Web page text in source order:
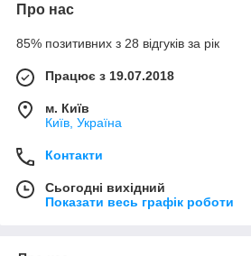
Про нас
85% позитивних з 28 відгуків за рік
Працює з 19.07.2018
м. Київ
Київ, Україна
Контакти
Сьогодні вихідний
Показати весь графік роботи